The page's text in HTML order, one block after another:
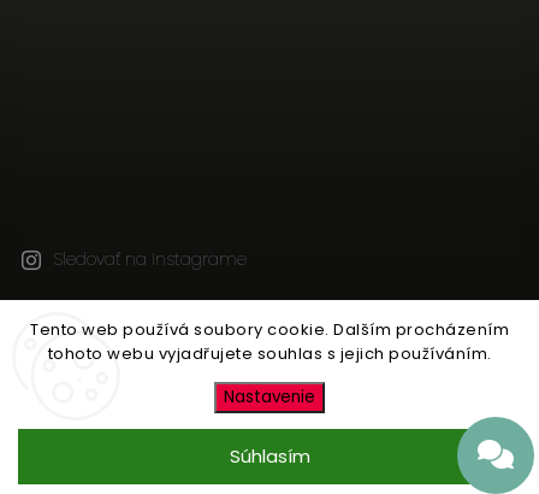
Tento web používá soubory cookie. Dalším procházením
tohoto webu vyjadřujete souhlas s jejich používáním.
Nastavenie
Súhlasím
Sledovať na Instagrame
Copyright 2026JEN TAK Z LÁSKY. Všetky práva
vyhradené.
Upraviť nastavenie cookies